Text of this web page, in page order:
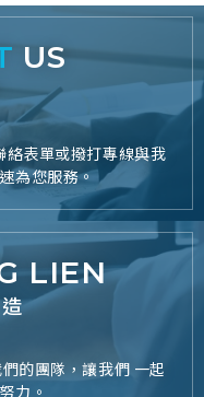
US
表單或撥打專線與我
為您服務。
LIEN
的團隊，讓我們 一起
力。